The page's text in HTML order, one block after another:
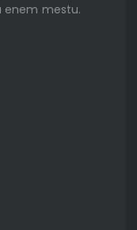
enem mestu.